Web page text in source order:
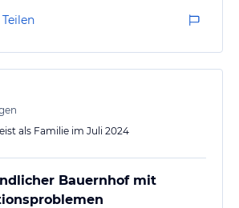
holen, 24h ist Zugang zu
wie Milch, Eier oder
für Kinder ein Paradies. Natur pur.
Gastgeber, wir kommen bestimmt…
Teilen
als Familie im Juli 2024
Bauernhof mit